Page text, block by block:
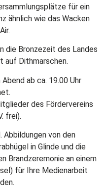
für ein
ähnlich wie das Wacken
die Bronzezeit des Landes
auf Dithmarschen.
ab ca. 19.00 Uhr
des Fördervereins
frei).
Abbildungen von den
in Glinde und die
Brandzeremonie an einem
für Ihre Medienarbeit